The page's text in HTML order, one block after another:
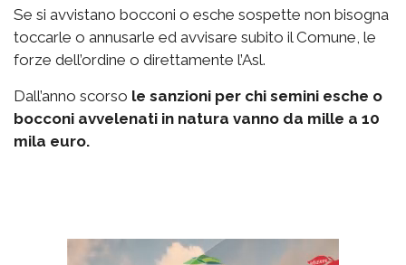
Se si avvistano bocconi o esche sospette non bisogna
toccarle o annusarle ed avvisare subito il Comune, le
forze dell’ordine o direttamente l’Asl.
Dall’anno scorso le sanzioni per chi semini esche o
bocconi avvelenati in natura vanno da mille a 10
mila euro.